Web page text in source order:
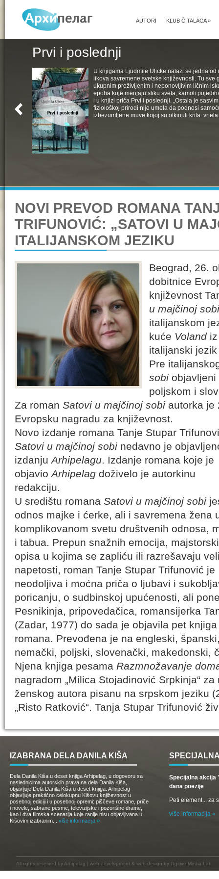
KLUB ČITALACA»
AUTORI
Prvi i poslednji
U knjigama Ljudmile Ulicke nalazi se jedna
likova savremene svetske književnosti. Tu sve
ukupnim proživljenim i neponovljivim ličnim
epoha koje menjaju sliku sveta, kamoli
i u knjizi priča Prvi i poslednji. „Ostala je
fiziološkoj prirodi nije umela da podnosi
izbezumljene muve kojoj su otkinuli krila:
NOVI PREVOD ROMANA
TRIFUNOVIĆ: „SATOVI U
ITALIJANSKOM JEZIKU
Beograd, 26.
dobitnice
književnost
u majčinoj
italijanskom
kuće Voland
italijanski
Pre
sobi
poljskom i
Za roman Satovi u majčinoj sobi autorka je
Evropsku nagradu za književnost.
Novo izdanje romana Tanje Stupar
Satovi u majčinoj sobi nedavno je
izdanjuArhipelagu. Izdanje romana koje je
objavioArhipelag doživelo je autorkinu
redakciju.
U središtu romana Satovi u majčinoj sobi
odnos majke i ćerke, ali i savremena žena
komplikovanom svetu društvenih odnosa,
i tabua. Prepun snažnih emocija,
opisa u kojima se zapliću ili razrešavaju
napetosti, roman Tanje Stupar Trifunović je
neodoljiva i moćna priča o ljubavi i
poricanju, o sudbinskoj upućenosti, ali
Pesnikinja, pripovedačica, romansijerka
(Zadar, 1977) do sada je objavila pet
romana. Prevođena je na engleski,
nemački, poljski, slovenački, makedonski,
Njena knjiga pesama Razmnožavanje
nagradom „Milica Stojadinović Srpkinja“
ženskog autora pisanu na srpskom jeziku
„Risto Ratković“. Tanja Stupar Trifunović
IZABRANA DELA DANILA KIŠA
Dela Danila Kiša u deset knjiga Arhipelag, u dogovoru sa
naslednicima autorskih prava na dela Danila Kiša,
objavljuje Dela Danila Kiša u deset knjiga. Arhipelag
objavljuje praktično celokupnu Kišovu književnost u
posebnoj ediciji i u posebnoj opremi: piščeve romane, priče
i novele, sabrane pesme, televizijske i pozorišne drame,
kao i dva filmska scenarija koja ranije nisu objavljivana u
Kišovim izabranim... više informacija »
Specijalna akcija
dana poezije
Peti element... za
više informacija »
All rights reserved by Arhipelag | web development & web design by Ogitive Media Lab